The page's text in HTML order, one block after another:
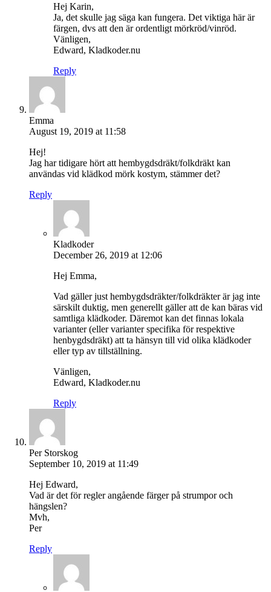
Hej Karin,
Ja, det skulle jag säga kan fungera. Det viktiga här är
färgen, dvs att den är ordentligt mörkröd/vinröd.
Vänligen,
Edward, Kladkoder.nu
Reply
Emma
August 19, 2019 at 11:58
Hej!
Jag har tidigare hört att hembygdsdräkt/folkdräkt kan
användas vid klädkod mörk kostym, stämmer det?
Reply
Kladkoder
December 26, 2019 at 12:06
Hej Emma,
Vad gäller just hembygdsdräkter/folkdräkter är jag inte
särskilt duktig, men generellt gäller att de kan bäras vid
samtliga klädkoder. Däremot kan det finnas lokala
varianter (eller varianter specifika för respektive
henbygdsdräkt) att ta hänsyn till vid olika klädkoder
eller typ av tillställning.
Vänligen,
Edward, Kladkoder.nu
Reply
Per Storskog
September 10, 2019 at 11:49
Hej Edward,
Vad är det för regler angående färger på strumpor och
hängslen?
Mvh,
Per
Reply